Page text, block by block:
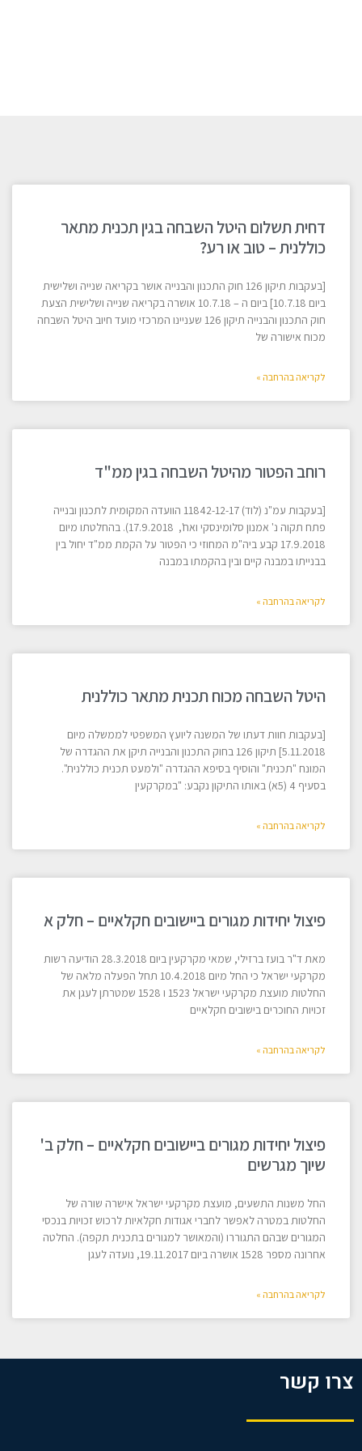
דחית תשלום היטל השבחה בגין תכנית מתאר
כוללנית – טוב או רע?
[בעקבות תיקון 126 חוק התכנון והבנייה אושר בקריאה שנייה ושלישית
ביום 10.7.18] ביום ה – 10.7.18 אושרה בקריאה שנייה ושלישית הצעת
חוק התכנון והבנייה תיקון 126 שעניינו המרכזי מועד חיוב היטל השבחה
מכוח אישורה של
לקריאה בהרחבה »
רוחב הפטור מהיטל השבחה בגין ממ"ד
[בעקבות עמ"נ (לוד) 11842-12-17 הוועדה המקומית לתכנון ובנייה
פתח תקוה נ' אמנון סלומינסקי ואח', 17.9.2018). בהחלטתו מיום
17.9.2018 קבע ביה"מ המחוזי כי הפטור על הקמת ממ"ד יחול בין
בבנייתו במבנה קיים ובין בהקמתו במבנה
לקריאה בהרחבה »
היטל השבחה מכוח תכנית מתאר כוללנית
[בעקבות חוות דעתו של המשנה ליועץ המשפטי לממשלה מיום
5.11.2018] תיקון 126 בחוק התכנון והבנייה תיקן את ההגדרה של
המונח "תכנית" והוסיף בסיפא ההגדרה "ולמעט תכנית כוללנית".
בסעיף 4 (5א) באותו התיקון נקבע: "במקרקעין
לקריאה בהרחבה »
פיצול יחידות מגורים ביישובים חקלאיים – חלק א
מאת ד"ר בועז ברזילי, שמאי מקרקעין ביום 28.3.2018 הודיעה רשות
מקרקעי ישראל כי החל מיום 10.4.2018 תחל הפעלה מלאה של
החלטות מועצת מקרקעי ישראל 1523 ו 1528 שמטרתן לעגן את
זכויות החוכרים בישובים חקלאיים
לקריאה בהרחבה »
פיצול יחידות מגורים ביישובים חקלאיים – חלק ב'
שיוך מגרשים
החל משנות התשעים, מועצת מקרקעי ישראל אישרה שורה של
החלטות במטרה לאפשר לחברי אגודות חקלאיות לרכוש זכויות בנכסי
המגורים שבהם התגוררו (והמאושר למגורים בתכנית תקפה). החלטה
אחרונה מספר 1528 אושרה ביום 19.11.2017, נועדה לעגן
לקריאה בהרחבה »
צרו קשר